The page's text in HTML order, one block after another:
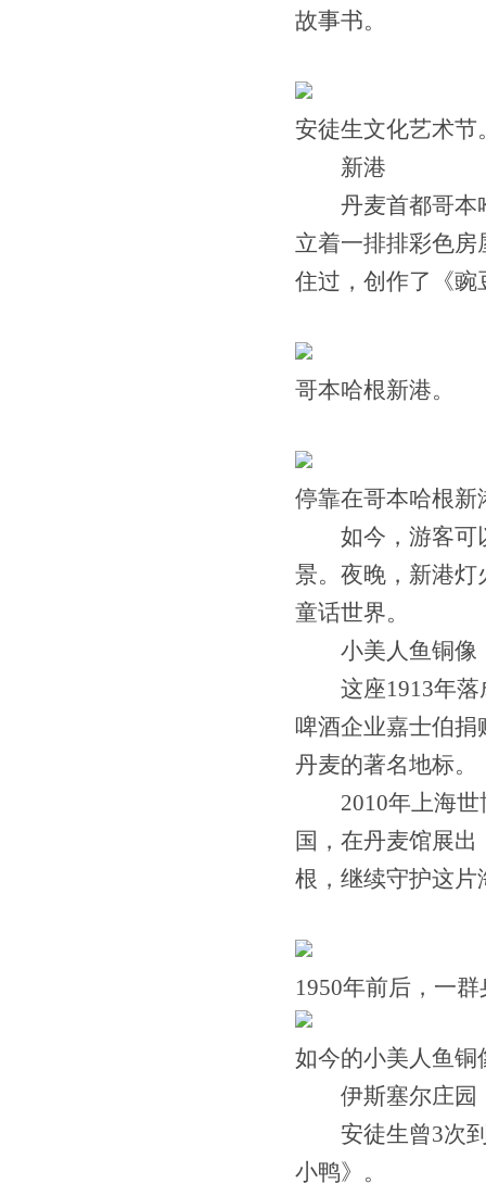
故事书。
安徒生文化艺术节
新港
丹麦首都哥本哈
立着一排排彩色房
住过，创作了《豌
哥本哈根新港。
停靠在哥本哈根
如今，游客可以
景。夜晚，新港灯
童话世界。
小美人鱼铜像
这座1913年落
啤酒企业嘉士伯捐
丹麦的著名地标。
2010年上海世
国，在丹麦馆展
根，继续守护这片
1950年前后，一
如今的小美人鱼
伊斯塞尔庄园
安徒生曾3次到
小鸭》。